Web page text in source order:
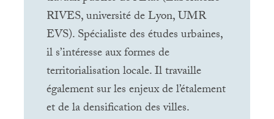
RIVES, université de Lyon,UMR
EVS). Spécialiste des études urbaines,
il s’intéresse aux formes de
territorialisation locale. Il travaille
également sur les enjeux de l’étalement
et de la densification des villes.